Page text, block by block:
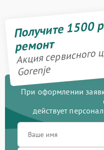
Получите 1500
ремонт
Акция сервисного
Gorenje
При оформлении
действует